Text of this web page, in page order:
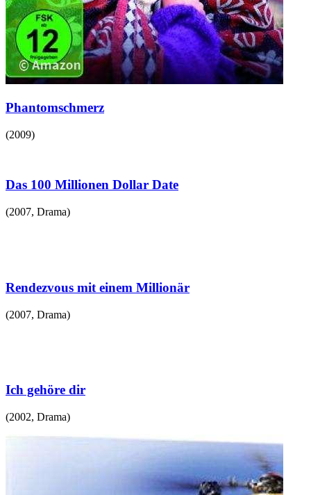
Phantomschmerz
(2009)
Das 100 Millionen Dollar Date
(2007, Drama)
Rendezvous mit einem Millionär
(2007, Drama)
Ich gehöre dir
(2002, Drama)